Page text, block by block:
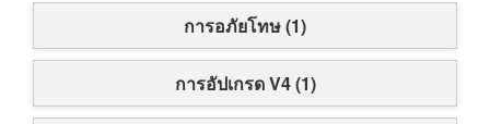
การอภัยโทษ (1)
การอัปเกรด V4 (1)